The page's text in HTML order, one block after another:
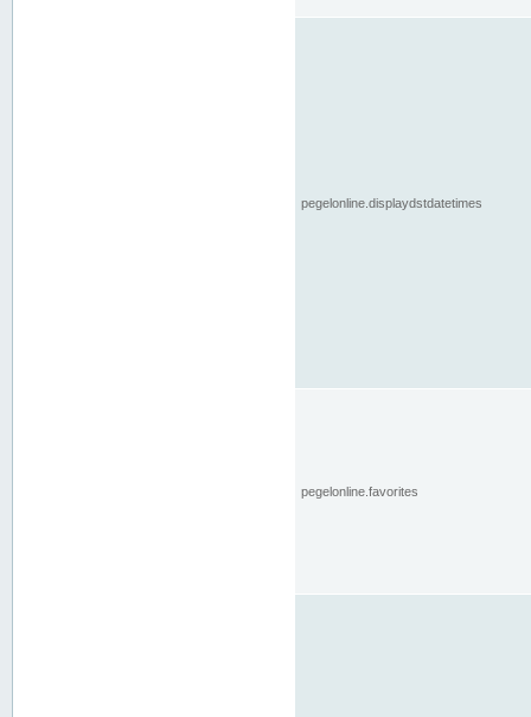
pegelonline.displaydstdatetimes
pegelonline.favorites